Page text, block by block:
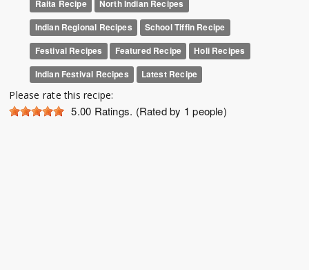
Raita Recipe
North Indian Recipes
Indian Regional Recipes
School Tiffin Recipe
Festival Recipes
Featured Recipe
Holi Recipes
Indian Festival Recipes
Latest Recipe
Please rate this recipe:
5.00 Ratings. (Rated by 1 people)